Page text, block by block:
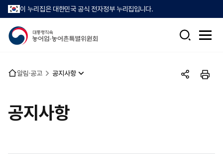
이 누리집은 대한민국 공식 전자정부 누리집입니다.
검
전
뉴
열
홈 알림·공고 공지사항
공
인
공지사항